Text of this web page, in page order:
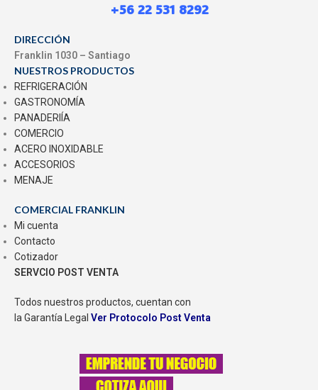
+56 22 531 8292
DIRECCIÓN
Franklin 1030 – Santiago
NUESTROS PRODUCTOS
REFRIGERACIÓN
GASTRONOMÍA
PANADERIÍA
COMERCIO
ACERO INOXIDABLE
ACCESORIOS
MENAJE
COMERCIAL FRANKLIN
Mi cuenta
Contacto
Cotizador
SERVCIO POST VENTA
Todos nuestros productos, cuentan con
la Garantía Legal Ver Protocolo Post Venta